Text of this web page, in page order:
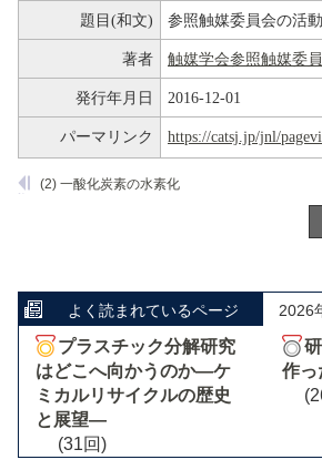
題目(和文) 参照触媒委員会の活
著者 触媒学会参照触媒委
発行年月日 2016-12-01
パーマリンク https://catsj.jp/jnl/
(2) 一酸化炭素の水素化
よく読まれているページ 2026
プラスチック分解研究
はどこへ向かうのか―ケ
ミカルリサイクルの歴史
と展望―
(31回)
作っ